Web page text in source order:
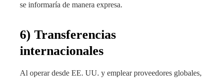
se informaría de manera expresa.
6) Transferencias
internacionales
Al operar desde EE. UU. y emplear proveedores globales,